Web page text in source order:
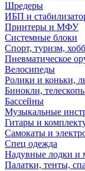
Шредеры
ИБП и
Принтеры и МФУ
Системные блоки
Спорт, туризм,
Пневматическое
Велосипеды
Ролики и коньки,
Бинокли,
Бассейны
Музыкальные
Гитары и
Самокаты и
Спец одежда
Надувные лодки и
Палатки, тенты,